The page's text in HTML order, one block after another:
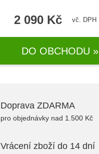
2 090 Kč vč. DPH
DO OBCHODU »
Doprava ZDARMA
pro objednávky nad 1.500 Kč
Vrácení zboží do 14 dní